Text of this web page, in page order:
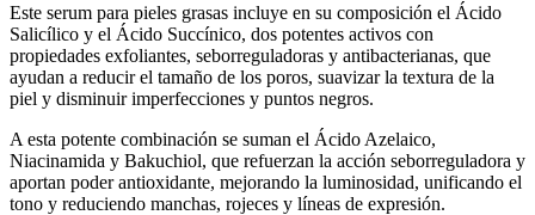
Este serum para pieles grasas incluye en su composición el Ácido
Salicílico y el Ácido Succínico, dos potentes activos con
propiedades exfoliantes, seborreguladoras y antibacterianas, que
ayudan a reducir el tamaño de los poros, suavizar la textura de la
piel y disminuir imperfecciones y puntos negros.
A esta potente combinación se suman el Ácido Azelaico,
Niacinamida y Bakuchiol, que refuerzan la acción seborreguladora y
aportan poder antioxidante, mejorando la luminosidad, unificando el
tono y reduciendo manchas, rojeces y líneas de expresión.